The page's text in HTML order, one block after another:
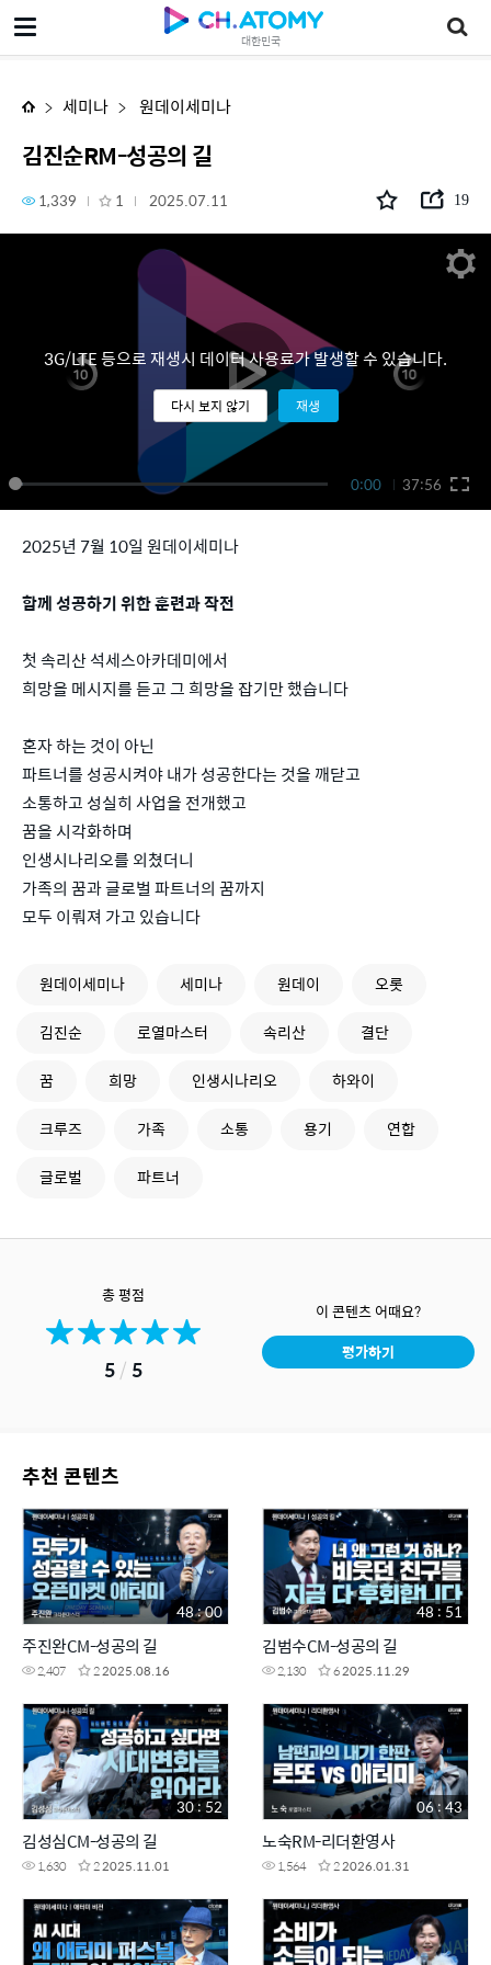
대한민국
김진순RM-성공의 길
세미나 원데이세미나
김진순RM-성공의 길
1,339 1 2025.07.11 19
0:00 37:56
3G/LTE 등으로 재생시 데이터 사용료가 발생할 수 있습니다.
다시 보지 않기 재생
2025년 7월 10일 원데이세미나
함께 성공하기 위한 훈련과 작전
첫 속리산 석세스아카데미에서
희망을 메시지를 듣고 그 희망을 잡기만 했습니다
혼자 하는 것이 아닌
파트너를 성공시켜야 내가 성공한다는 것을 깨닫고
소통하고 성실히 사업을 전개했고
꿈을 시각화하며
인생시나리오를 외쳤더니
가족의 꿈과 글로벌 파트너의 꿈까지
모두 이뤄져 가고 있습니다
원데이세미나 세미나 원데이
오롯
김진순
로열마스터 속리산
결단
꿈
희망 인생시나리오
하와이
크루즈
가족 소통 용기
연합
글로벌
파트너
총 평점
5/ 5
이 콘텐츠 어때요?
평가하기
추천 콘텐츠
주진완CM-성공의 길
2,407 22025.08.16
48 : 00
김범수CM-성공의 길
2,130 62025.11.29
48 : 51
김성심CM-성공의 길
1,630 22025.11.01
30 : 52
노숙RM-리더환영사
1,564 22026.01.31
06 : 43